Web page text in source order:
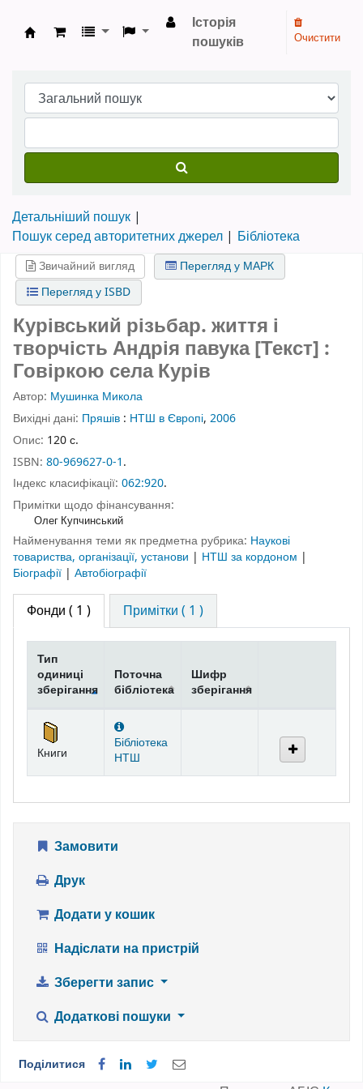
Бібліотека НТШ › Електронний каталог
Історія
пошуків
Очистити
Детальніший пошук
Пошук серед авторитетних джерел
Бібліотека
Звичайний вигляд
Перегляд у МАРК
Перегляд у ISBD
Курівський різьбар. життя і
творчість Андрія павука [Текст] :
Говіркою села Курів
Автор: Мушинка Микола
Вихідні дані: Пряшів : НТШ в Європі, 2006
Опис: 120 с.
ISBN: 80-969627-0-1.
Індекс класифікації: 062:920.
Примітки щодо фінансування:
Олег Купчинський
Найменування теми як предметна рубрика: Наукові
товариства, організації, установи | НТШ за кордоном |
Біографії | Автобіографії
Фонди ( 1 ) Примітки ( 1 )
Фонди
Тип
одиниці
зберігання
Поточна
бібліотека
Шифр
зберігання
Книги
Бібліотека
НТШ
Замовити
Друк
Додати у кошик
Надіслати на пристрій
Зберегти запис
Додаткові пошуки
Поділитися